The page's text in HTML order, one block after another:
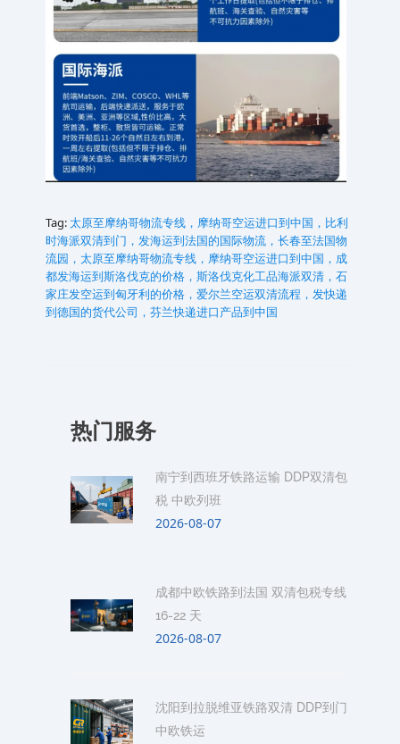
Tag:太原至摩纳哥物流专线，摩纳哥空运进口到中国，比利
时海派双清到门，发海运到法国的国际物流，长春至法国物
流园，太原至摩纳哥物流专线，摩纳哥空运进口到中国，成
都发海运到斯洛伐克的价格，斯洛伐克化工品海派双清，石
家庄发空运到匈牙利的价格，爱尔兰空运双清流程，发快递
到德国的货代公司，芬兰快递进口产品到中国
热门服务
南宁到西班牙铁路运输 DDP双清包
税 中欧列班
2026-08-07
成都中欧铁路到法国 双清包税专线
16-22 天
2026-08-07
沈阳到拉脱维亚铁路双清 DDP到门
中欧铁运